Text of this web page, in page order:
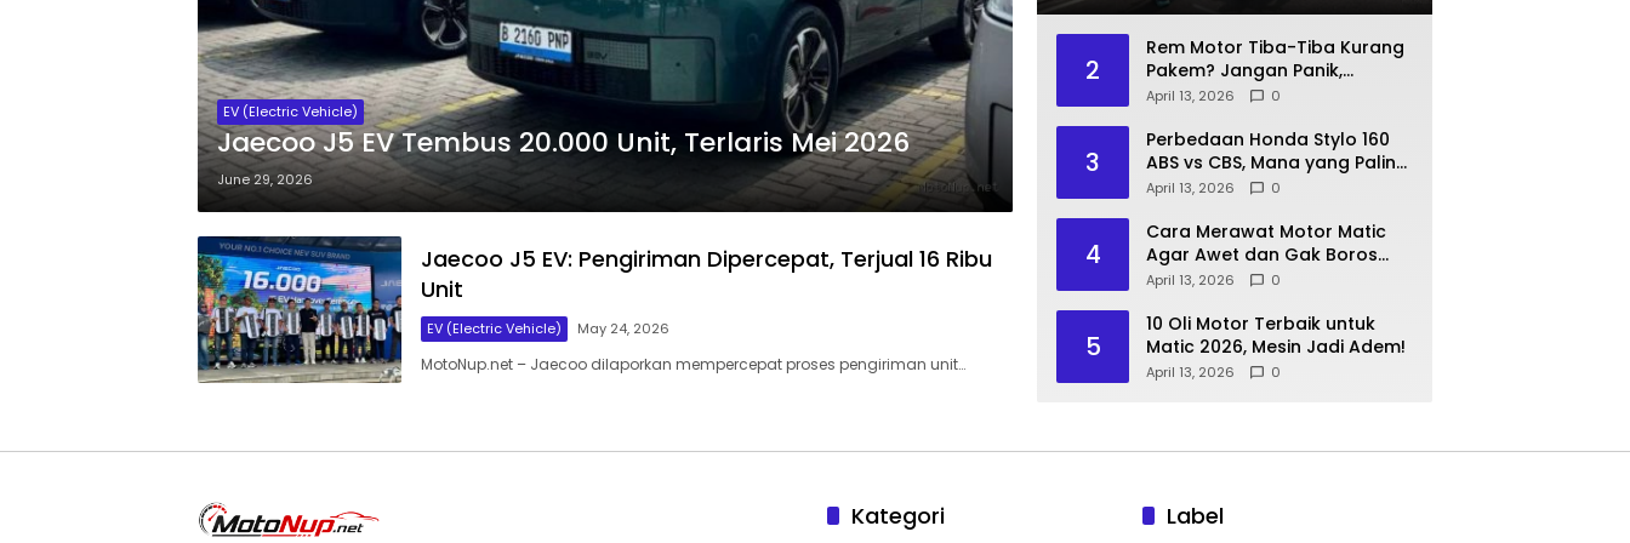
EV (Electric Vehicle)
Jaecoo J5 EV Tembus 20.000 Unit, Terlaris Mei 2026
June 29, 2026
Jaecoo J5 EV: Pengiriman Dipercepat, Terjual 16 Ribu
Unit
EV (Electric Vehicle) May 24, 2026
MotoNup.net – Jaecoo dilaporkan mempercepat proses pengiriman unit…
2
Rem Motor Tiba-Tiba Kurang
Pakem? Jangan Panik,
Lakukan Langkah Ini!
April 13, 2026 0
3
Perbedaan Honda Stylo 160
ABS vs CBS, Mana yang Paling
Pas?
April 13, 2026 0
4
Cara Merawat Motor Matic
Agar Awet dan Gak Boros
Bensin
April 13, 2026 0
5
10 Oli Motor Terbaik untuk
Matic 2026, Mesin Jadi Adem!
April 13, 2026 0
Kategori Label